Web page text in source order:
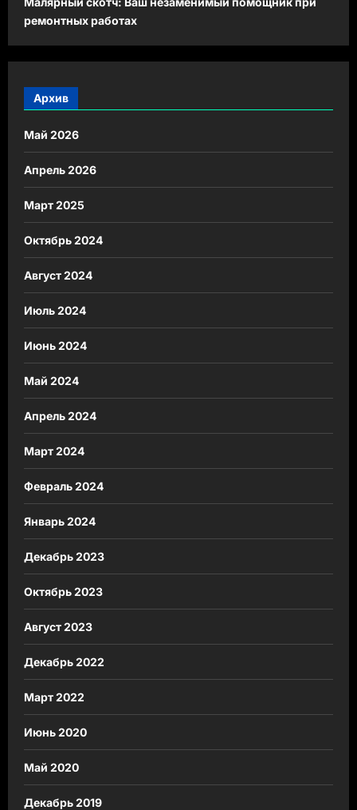
ремонтных работах
Архив
Май 2026
Апрель 2026
Март 2025
Октябрь 2024
Август 2024
Июль 2024
Июнь 2024
Май 2024
Апрель 2024
Март 2024
Февраль 2024
Январь 2024
Декабрь 2023
Октябрь 2023
Август 2023
Декабрь 2022
Март 2022
Июнь 2020
Май 2020
Декабрь 2019